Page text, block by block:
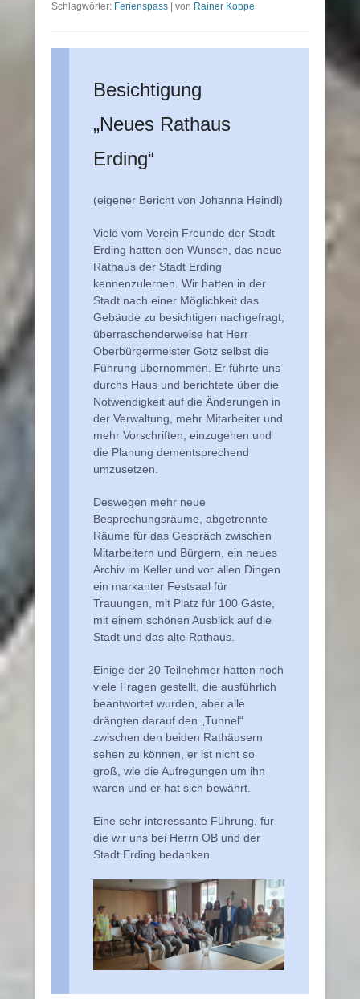
Schlagwörter: Ferienspass von Rainer Koppe
Besichtigung
„Neues Rathaus
Erding“
(eigener Bericht von Johanna Heindl)
Viele vom Verein Freunde der Stadt
Erding hatten den Wunsch, das neue
Rathaus der Stadt Erding
kennenzulernen. Wir hatten in der
Stadt nach einer Möglichkeit das
Gebäude zu besichtigen nachgefragt;
überraschenderweise hat Herr
Oberbürgermeister Gotz selbst die
Führung übernommen. Er führte uns
durchs Haus und berichtete über die
Notwendigkeit auf die Änderungen in
der Verwaltung, mehr Mitarbeiter und
mehr Vorschriften, einzugehen und
die Planung dementsprechend
umzusetzen.
Deswegen mehr neue
Besprechungsräume, abgetrennte
Räume für das Gespräch zwischen
Mitarbeitern und Bürgern, ein neues
Archiv im Keller und vor allen Dingen
ein markanter Festsaal für
Trauungen, mit Platz für 100 Gäste,
mit einem schönen Ausblick auf die
Stadt und das alte Rathaus.
Einige der 20 Teilnehmer hatten noch
viele Fragen gestellt, die ausführlich
beantwortet wurden, aber alle
drängten darauf den „Tunnel“
zwischen den beiden Rathäusern
sehen zu können, er ist nicht so
groß, wie die Aufregungen um ihn
waren und er hat sich bewährt.
Eine sehr interessante Führung, für
die wir uns bei Herrn OB und der
Stadt Erding bedanken.